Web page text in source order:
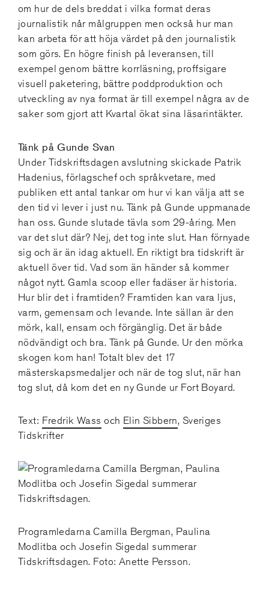
om hur de dels breddat i vilka format deras
journalistik når målgruppen men också hur man
kan arbeta för att höja värdet på den journalistik
som görs. En högre finish på leveransen, till
exempel genom bättre korrläsning, proffsigare
visuell paketering, bättre poddproduktion och
utveckling av nya format är till exempel några av de
saker som gjort att Kvartal ökat sina läsarintäkter.
Tänk på Gunde Svan
Under Tidskriftsdagen avslutning skickade Patrik
Hadenius, förlagschef och språkvetare, med
publiken ett antal tankar om hur vi kan välja att se
den tid vi lever i just nu. Tänk på Gunde uppmanade
han oss. Gunde slutade tävla som 29-åring. Men
var det slut där? Nej, det tog inte slut. Han förnyade
sig och är än idag aktuell. En riktigt bra tidskrift är
aktuell över tid. Vad som än händer så kommer
något nytt. Gamla scoop eller fadäser är historia.
Hur blir det i framtiden? Framtiden kan vara ljus,
varm, gemensam och levande. Inte sällan är den
mörk, kall, ensam och förgänglig. Det är både
nödvändigt och bra. Tänk på Gunde. Ur den mörka
skogen kom han! Totalt blev det 17
mästerskapsmedaljer och när de tog slut, när han
tog slut, då kom det en ny Gunde ur Fort Boyard.
Text: Fredrik Wass och Elin Sibbern, Sveriges
Tidskrifter
Programledarna Camilla Bergman, Paulina
Modlitba och Josefin Sigedal summerar
Tidskriftsdagen. Foto: Anette Persson.